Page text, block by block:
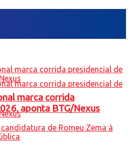
marca corrida
aponta BTG/Nexus